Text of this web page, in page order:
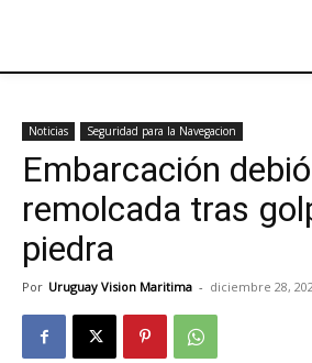
Noticias Seguridad para la Navegacion
Embarcación
remolcada tras
piedra
Por Uruguay Vision Maritima - diciembre 28,